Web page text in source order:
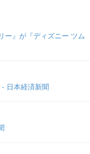
ー』が『ディズニー ツム
日本経済新聞